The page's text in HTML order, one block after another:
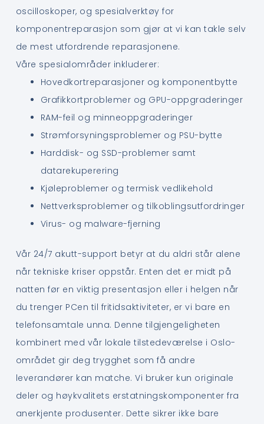
oscilloskoper, og spesialverktøy for
komponentreparasjon som gjør at vi kan takle selv
de mest utfordrende reparasjonene.
Våre spesialområder inkluderer:
Hovedkortreparasjoner og komponentbytte
Grafikkortproblemer og GPU-oppgraderinger
RAM-feil og minneoppgraderinger
Strømforsyningsproblemer og PSU-bytte
Harddisk- og SSD-problemer samt
datarekuperering
Kjøleproblemer og termisk vedlikehold
Nettverksproblemer og tilkoblingsutfordringer
Virus- og malware-fjerning
Vår 24/7 akutt-support betyr at du aldri står alene
når tekniske kriser oppstår. Enten det er midt på
natten før en viktig presentasjon eller i helgen når
du trenger PCen til fritidsaktiviteter, er vi bare en
telefonsamtale unna. Denne tilgjengeligheten
kombinert med vår lokale tilstedeværelse i Oslo-
området gir deg trygghet som få andre
leverandører kan matche. Vi bruker kun originale
deler og høykvalitets erstatningskomponenter fra
anerkjente produsenter. Dette sikrer ikke bare